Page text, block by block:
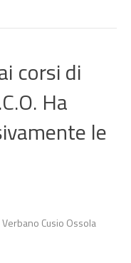
corsi di
Ha
le
Cusio Ossola